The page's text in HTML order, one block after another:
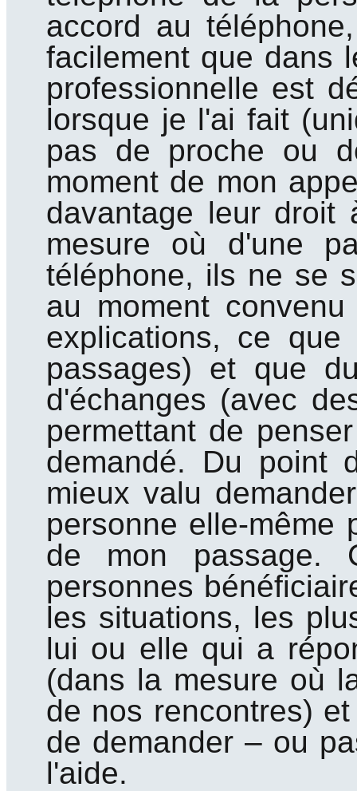
accord au
facilement que dans
professionnelle est
lorsque je l'ai fait
pas de proche ou
moment de mon
davantage leur
mesure où d'une
téléphone, ils ne se
au moment
explications, ce
passages) et que
d'échanges (avec
permettant de
demandé. Du point
mieux valu
personne elle-même
de mon passage.
personnes
les situations, les
lui ou elle qui a
(dans la mesure où
de nos rencontres)
de demander – ou
l'aide.